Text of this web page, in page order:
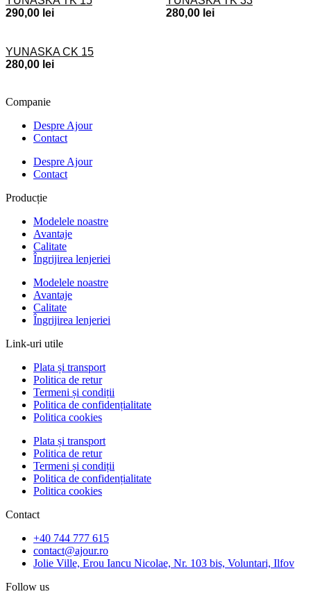
290,00 lei
280,00 lei
YUNASKA CK 15
280,00 lei
Companie
Despre Ajour
Contact
Despre Ajour
Contact
Producție
Modelele noastre
Avantaje
Calitate
Îngrijirea lenjeriei
Modelele noastre
Avantaje
Calitate
Îngrijirea lenjeriei
Link-uri utile
Plata și transport
Politica de retur
Termeni și condiții
Politica de confidențialitate
Politica cookies
Plata și transport
Politica de retur
Termeni și condiții
Politica de confidențialitate
Politica cookies
Contact
+40 744 777 615
contact@ajour.ro
Jolie Ville, Erou Iancu Nicolae, Nr. 103 bis, Voluntari, Ilfov
Follow us